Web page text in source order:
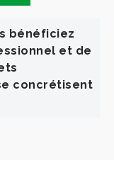
bénéficiez
et de
concrétisent